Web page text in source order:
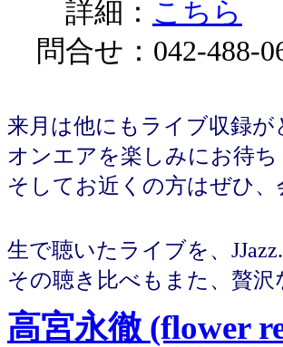
詳細： こちら
問合せ：042-488-
来月は他にもライブ収録
オンエアを楽しみにお待
そしてお近くの方はぜひ
生で聴いたライブを、
その聴き比べもまた、贅
高宮永徹 (flower